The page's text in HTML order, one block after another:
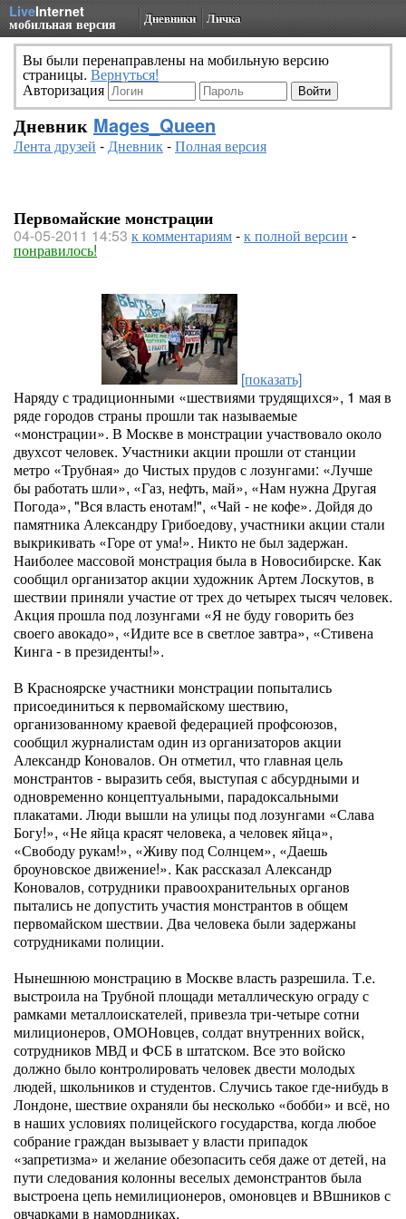
LiveInternet
мобильная версия Дневники Личка
Вы были перенаправлены на мобильную версию
страницы. Вернуться!
Авторизация
Дневник Mages_Queen
Лента друзей -Дневник-Полная версия
Первомайские монстрации
04-05-2011 14:53 к комментариям-к полной версии -
понравилось!
[показать]
Наряду с традиционными «шествиями трудящихся», 1 мая в
ряде городов страны прошли так называемые
«монстрации». В Москве в монстрации участвовало около
двухсот человек. Участники акции прошли от станции
метро «Трубная» до Чистых прудов с лозунгами: «Лучше
бы работать шли», «Газ, нефть, май», «Нам нужна Другая
Погода», "Вся власть енотам!", «Чай - не кофе». Дойдя до
памятника Александру Грибоедову, участники акции стали
выкрикивать «Горе от ума!». Никто не был задержан.
Наиболее массовой монстрация была в Новосибирске. Как
сообщил организатор акции художник Артем Лоскутов, в
шествии приняли участие от трех до четырех тысяч человек.
Акция прошла под лозунгами «Я не буду говорить без
своего авокадо», «Идите все в светлое завтра», «Стивена
Кинга - в президенты!».
В Красноярске участники монстрации попытались
присоединиться к первомайскому шествию,
организованному краевой федерацией профсоюзов,
сообщил журналистам один из организаторов акции
Александр Коновалов. Он отметил, что главная цель
монстрантов - выразить себя, выступая с абсурдными и
одновременно концептуальными, парадоксальными
плакатами. Люди вышли на улицы под лозунгами «Слава
Богу!», «Не яйца красят человека, а человек яйца»,
«Свободу рукам!», «Живу под Солнцем», «Даешь
броуновское движение!». Как рассказал Александр
Коновалов, сотрудники правоохранительных органов
пытались не допустить участия монстрантов в общем
первомайском шествии. Два человека были задержаны
сотрудниками полиции.
Нынешнюю монстрацию в Москве власть разрешила. Т.е.
выстроила на Трубной площади металлическую ограду с
рамками металлоискателей, привезла три-четыре сотни
милиционеров, ОМОНовцев, солдат внутренних войск,
сотрудников МВД и ФСБ в штатском. Все это войско
должно было контролировать человек двести молодых
людей, школьников и студентов. Случись такое где-нибудь в
Лондоне, шествие охраняли бы несколько «бобби» и всё, но
в наших условиях полицейского государства, когда любое
собрание граждан вызывает у власти припадок
«запретизма» и желание обезопасить себя даже от детей, на
пути следования колонны веселых демонстрантов была
выстроена цепь немилиционеров, омоновцев и ВВшников с
овчарками в намордниках.